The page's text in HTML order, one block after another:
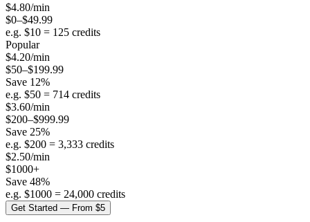
$4.80/min
$0–$49.99
e.g. $10 = 125 credits
Popular
$4.20/min
$50–$199.99
Save 12%
e.g. $50 = 714 credits
$3.60/min
$200–$999.99
Save 25%
e.g. $200 = 3,333 credits
$2.50/min
$1000+
Save 48%
e.g. $1000 = 24,000 credits
Get Started — From $5